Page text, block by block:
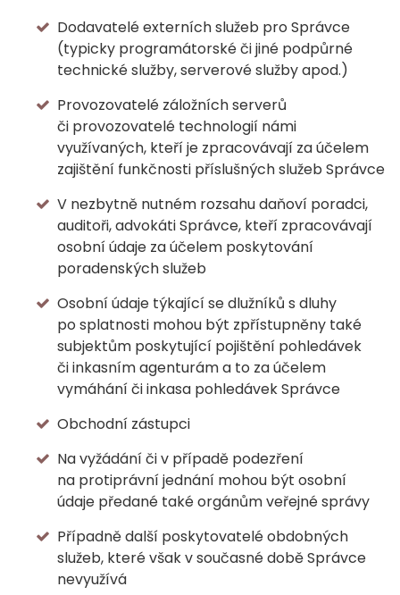
Dodavatelé externích služeb pro Správce
(typicky programátorské či jiné podpůrné
technické služby, serverové služby apod.)
Provozovatelé záložních serverů
či provozovatelé technologií námi
využívaných, kteří je zpracovávají za účelem
zajištění funkčnosti příslušných služeb Správce
V nezbytně nutném rozsahu daňoví poradci,
auditoři, advokáti Správce, kteří zpracovávají
osobní údaje za účelem poskytování
poradenských služeb
Osobní údaje týkající se dlužníků s dluhy
po splatnosti mohou být zpřístupněny také
subjektům poskytující pojištění pohledávek
či inkasním agenturám a to za účelem
vymáhání či inkasa pohledávek Správce
Obchodní zástupci
Na vyžádání či v případě podezření
na protiprávní jednání mohou být osobní
údaje předané také orgánům veřejné správy
Případně další poskytovatelé obdobných
služeb, které však v současné době Správce
nevyužívá